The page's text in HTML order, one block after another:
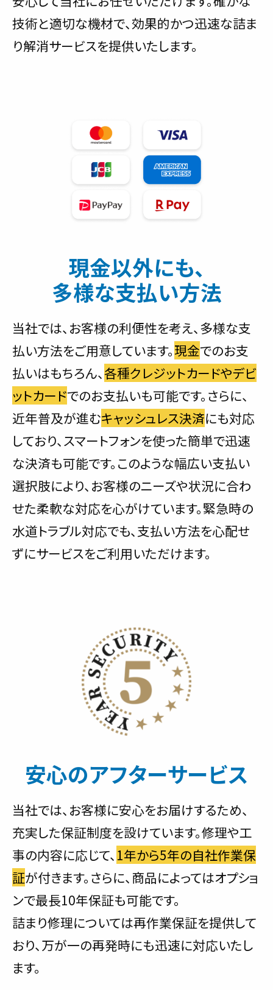
技術と適切な機材で、効果的かつ迅速な詰ま
り解消サービスを提供いたします。
現金以外にも、
多様な支払い方法
当社では、お客様の利便性を考え、多様な支
払い方法をご用意しています。現金でのお支
払いはもちろん、各種クレジットカードやデビ
ットカードでのお支払いも可能です。さらに、
近年普及が進むキャッシュレス決済にも対応
しており、スマートフォンを使った簡単で迅速
な決済も可能です。このような幅広い支払い
選択肢により、お客様のニーズや状況に合わ
せた柔軟な対応を心がけています。緊急時の
水道トラブル対応でも、支払い方法を心配せ
ずにサービスをご利用いただけます。
安心のアフターサービス
当社では、お客様に安心をお届けするため、
充実した保証制度を設けています。修理や工
事の内容に応じて、 1年から5年の自社作業保
証が付きます。さらに、商品によってはオプショ
ンで最長10年保証も可能です。
詰まり修理については再作業保証を提供して
おり、万が一の再発時にも迅速に対応いたし
ます。